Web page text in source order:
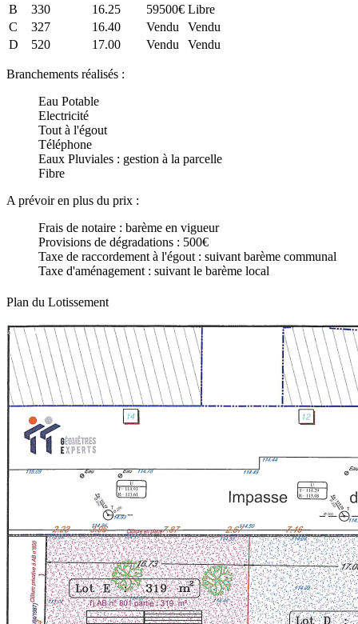
B
330 16.25 59500€ Libre
C
327 16.40 Vendu
Vendu
D
520 17.00 Vendu Vendu
Branchements réalisés :
Eau Potable
Electricité
Tout à l'égout
Téléphone
Eaux Pluviales : gestion à la parcelle
Fibre
A prévoir en plus du prix :
Frais de notaire : barème en vigueur
Provisions de dégradations : 500€
Taxe de raccordement à l'égout : suivant barème communal
Taxe d'aménagement : suivant le barème local
Plan du Lotissement